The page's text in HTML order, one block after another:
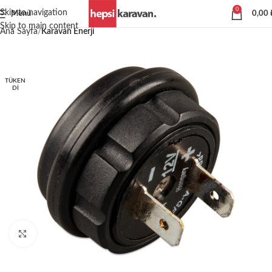
Skip to navigation
Skip to main content
Menü
0
0,00
Ana Sayfa Karavan Enerji
TÜKEN
DI
Büyütmek için tıklayın